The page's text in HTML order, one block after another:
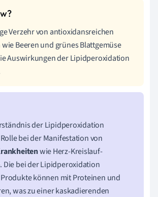
Verzehr von antioxidansreichen
Beeren und grünes Blattgemüse
Auswirkungen der Lipidperoxidation
der Lipidperoxidation
bei der Manifestation von
wie Herz-Kreislauf-
Die bei der Lipidperoxidation
können mit Proteinen und
was zu einer kaskadierenden